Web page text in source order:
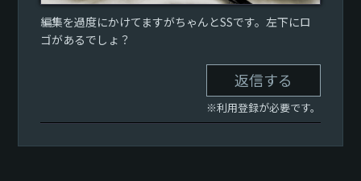
編集を過度にかけてますがちゃんとSSです。左下にロ
ゴがあるでしょ？
返信する
※利用登録が必要です。